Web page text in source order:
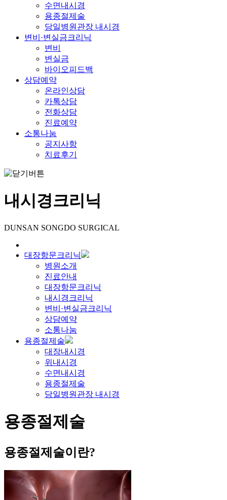
수면내시경
용종절제술
당일병원관장 내시경
변비·변실금크리닉
변비
변실금
바이오피드백
상담예약
온라인상담
카톡상담
전화상담
진료예약
소통나눔
공지사항
치료후기
내시경크리닉
DUNSAN SONGDO SURGICAL
대장항문크리닉
병원소개
진료안내
대장항문크리닉
내시경크리닉
변비·변실금크리닉
상담예약
소통나눔
용종절제술
대장내시경
위내시경
수면내시경
용종절제술
당일병원관장 내시경
용종절제술
용종절제술이란?